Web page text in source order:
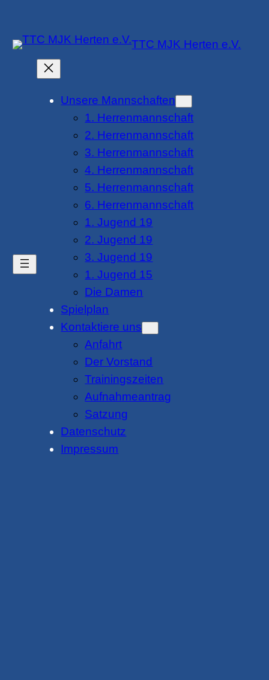
springen
TTC MJK Herten e.V.
Unsere Mannschaften
1. Herrenmannschaft
2. Herrenmannschaft
3. Herrenmannschaft
4. Herrenmannschaft
5. Herrenmannschaft
6. Herrenmannschaft
1. Jugend 19
2. Jugend 19
3. Jugend 19
1. Jugend 15
Die Damen
Spielplan
Kontaktiere uns
Anfahrt
Der Vorstand
Trainingszeiten
Aufnahmeantrag
Satzung
Datenschutz
Impressum